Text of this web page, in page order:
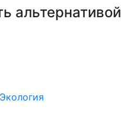
альтернативой
Экология